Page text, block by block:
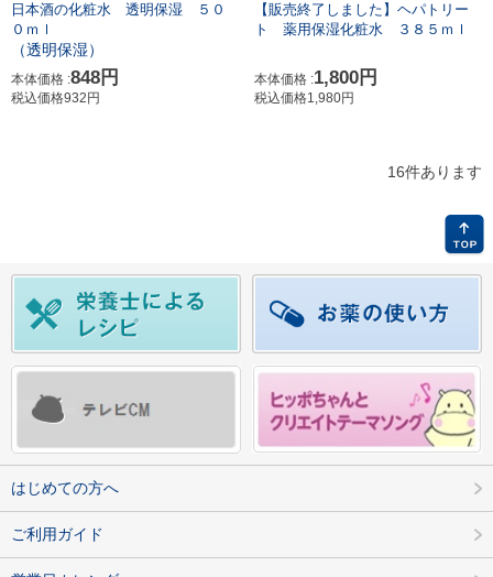
日本酒の化粧水 透明保湿 ５０
０ｍｌ
（透明保湿）
本体価格 :848円
税込価格932円
【販売終了しました】ヘパトリー
ト 薬用保湿化粧水 ３８５ｍｌ
本体価格 :1,800円
税込価格1,980円
16件あります
はじめての方へ
ご利用ガイド